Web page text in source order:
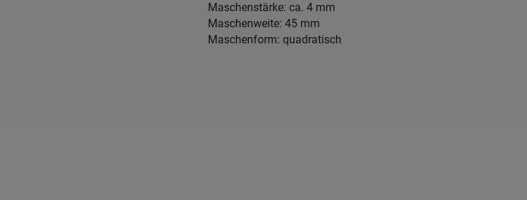
Maschenstärke: ca. 4 mm
Maschenweite: 45 mm
Maschenform: quadratisch